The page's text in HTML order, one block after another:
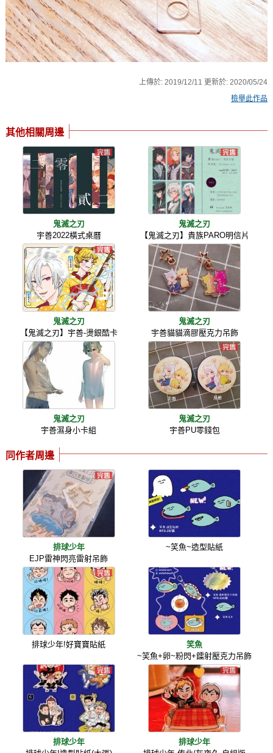
上傳於: 2019/12/11 更新於: 2020/05/24
檢舉此作品
其他相關周邊
鬼滅之刃
宇善2022橫式桌曆
鬼滅之刃
【鬼滅之刃】貴族PARO明信片
鬼滅之刃
【鬼滅之刃】宇善-燙銀酷卡
鬼滅之刃
宇善貓貓滴膠壓克力吊飾
鬼滅之刃
宇善濕身小卡組
鬼滅之刃
宇善PU零錢包
同作者周邊
排球少年
EJP雷神閃亮雷射吊飾
~笑魚~造型貼紙
排球少年!好寶寶貼紙
笑魚
~笑魚+卵~粉閃+鐳射壓克力吊飾
排球少年
排球少年